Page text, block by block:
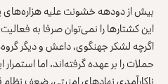
بیش از دودهه خشونت علیه
این کشتارها را نمی‌توان صرفا به
اگرچه لشکر جهنگوی، داعش و دیگر
حملات را بر عهده گرفته‌اند، اما